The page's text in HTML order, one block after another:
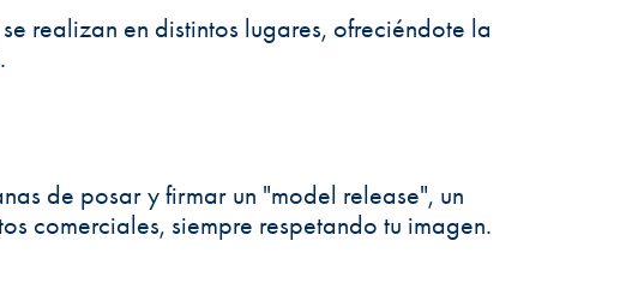
realizan en distintos lugares, ofreciéndote la
de posar y firmar un "model release", un
comerciales, siempre respetando tu imagen.